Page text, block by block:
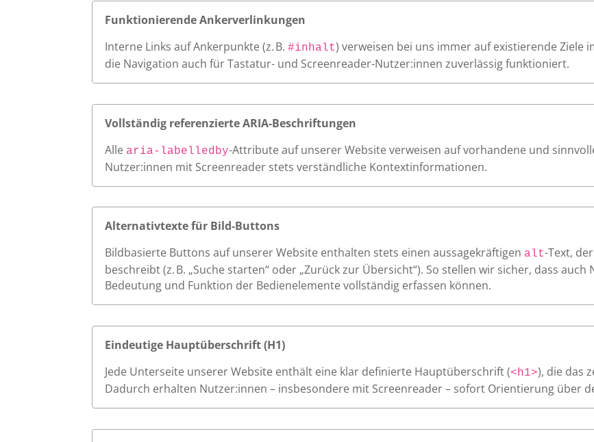
Funktionierende Ankerverlinkungen
Interne Links auf Ankerpunkte (z. B.#inhalt) verweisen bei uns immer auf existierende Ziele
die Navigation auch für Tastatur- und Screenreader-Nutzer:innen zuverlässig funktioniert.
Vollständig referenzierte ARIA-Beschriftungen
Alle aria-labelledby-Attribute auf unserer Website verweisen auf vorhandene und
Nutzer:innen mit Screenreader stets verständliche Kontextinformationen.
Alternativtexte für Bild-Buttons
Bildbasierte Buttons auf unserer Website enthalten stets einen aussagekräftigen alt-Text,
beschreibt (z. B. „Suche starten“ oder „Zurück zur Übersicht“). So stellen wir sicher, dass
Bedeutung und Funktion der Bedienelemente vollständig erfassen können.
Eindeutige Hauptüberschrift (H1)
Jede Unterseite unserer Website enthält eine klar definierte Hauptüberschrift (<h1>), die das
Dadurch erhalten Nutzer:innen – insbesondere mit Screenreader – sofort Orientierung über